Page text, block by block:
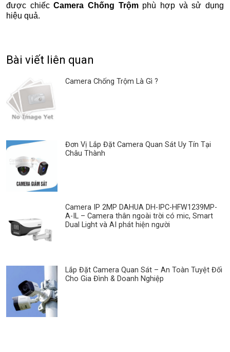
được chiếcCamera Chống Trộmphù hợp và sử dụng
hiệu quả.
Bài viết liên quan
Camera Chống Trộm Là Gì ?
Đơn Vị Lắp Đặt Camera Quan Sát Uy Tín Tại
Châu Thành
Camera IP 2MP DAHUA DH-IPC-HFW1239MP-
A-IL – Camera thân ngoài trời có mic, Smart
Dual Light và AI phát hiện người
Lắp Đặt Camera Quan Sát – An Toàn Tuyệt Đối
Cho Gia Đình & Doanh Nghiệp